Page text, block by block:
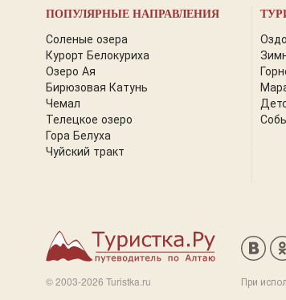
ПОПУЛЯРНЫЕ НАПРАВЛЕНИЯ
Соленые озера
Курорт Белокуриха
Озеро Ая
Бирюзовая Катунь
Чемал
Телецкое озеро
Гора Белуха
Чуйский тракт
© 2003-2026 Turistka.ru При